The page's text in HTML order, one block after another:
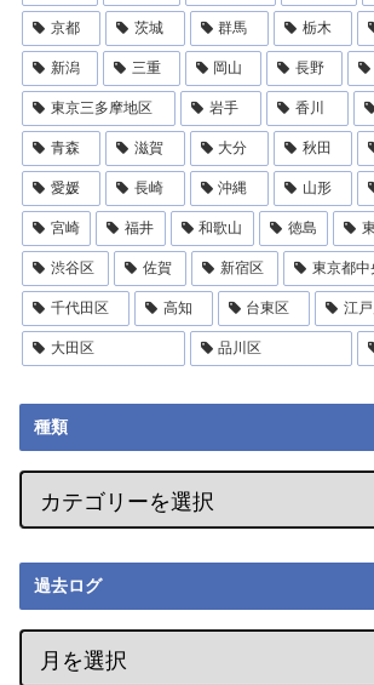
京都 茨城 群馬 栃木
新潟 三重 岡山 長野
東京三多摩地区 岩手 香川
青森 滋賀 大分 秋田
愛媛 長崎 沖縄 山形
宮崎 福井 和歌山 徳島
渋谷区 佐賀 新宿区 東京都中
千代田区 高知 台東区 江
大田区 品川区
種類
過去ログ